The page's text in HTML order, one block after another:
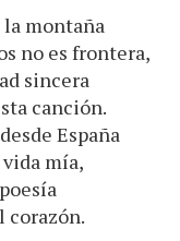
la montaña
no es frontera,
sincera
canción.
España
mía,
corazón.